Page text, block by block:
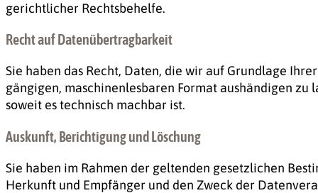
gerichtlicher Rechtsbehelfe.
Recht auf Daten­übertrag­barkeit
Sie haben das Recht, Daten, die wir auf Grundlage
gängigen, maschinenlesbaren Format aushändigen
soweit es technisch machbar ist.
Auskunft, Berichtigung und Löschung
Sie haben im Rahmen der geltenden gesetzlichen
Herkunft und Empfänger und den Zweck der